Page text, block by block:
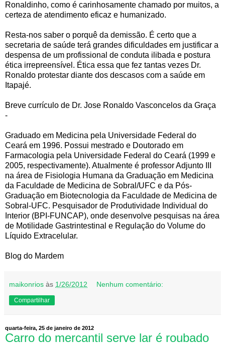
Ronaldinho, como é carinhosamente chamado por muitos, a
certeza de atendimento eficaz e humanizado.
Resta-nos saber o porquê da demissão. É certo que a
secretaria de saúde terá grandes dificuldades em justificar a
despensa de um profissional de conduta ilibada e postura
ética irrepreensível. Ética essa que fez tantas vezes Dr.
Ronaldo protestar diante dos descasos com a saúde em
Itapajé.
Breve currículo de Dr. Jose Ronaldo Vasconcelos da Graça
-
Graduado em Medicina pela Universidade Federal do
Ceará em 1996. Possui mestrado e Doutorado em
Farmacologia pela Universidade Federal do Ceará (1999 e
2005, respectivamente). Atualmente é professor Adjunto III
na área de Fisiologia Humana da Graduação em Medicina
da Faculdade de Medicina de Sobral/UFC e da Pós-
Graduação em Biotecnologia da Faculdade de Medicina de
Sobral-UFC. Pesquisador de Produtividade Individual do
Interior (BPI-FUNCAP), onde desenvolve pesquisas na área
de Motilidade Gastrintestinal e Regulação do Volume do
Líquido Extracelular.
Blog do Mardem
maikonrios às 1/26/2012 Nenhum comentário:
Compartilhar
quarta-feira, 25 de janeiro de 2012
Carro do mercantil serve lar é roubado